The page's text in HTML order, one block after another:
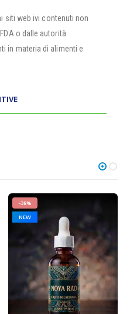
siti web ivi contenuti non
o dalle autorità
in materia di alimenti e
-38%
NEW